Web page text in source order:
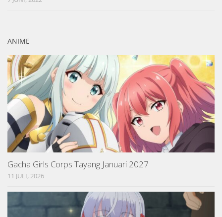
ANIME
Gacha Girls Corps Tayang Januari 2027
11 JULI, 2026